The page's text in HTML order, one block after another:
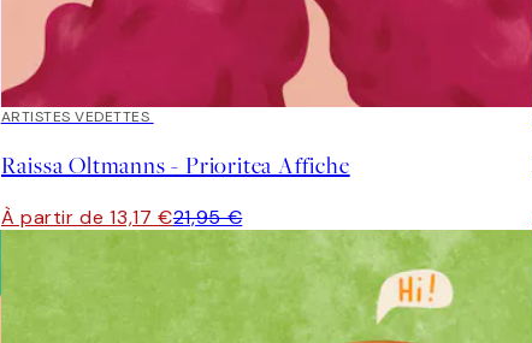
40%*
ARTISTES VEDETTES
Raissa Oltmanns - Prioritea Affiche
À partir de 13,17 €21,95 €